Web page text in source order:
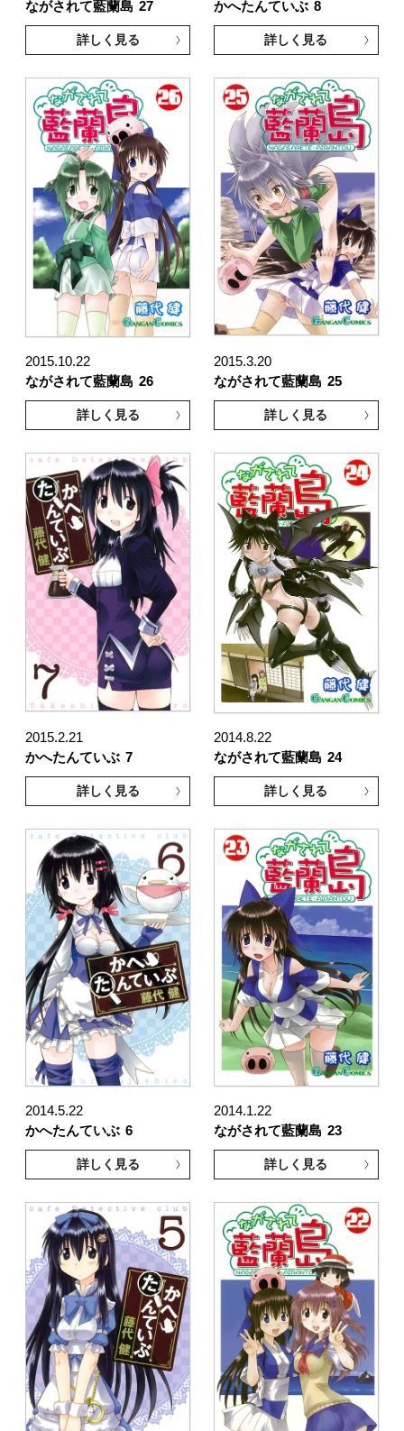
ながされて藍蘭島 27
詳しく見る
かへたんていぶ 8
詳しく見る
2015.10.22
ながされて藍蘭島 26
詳しく見る
2015.3.20
ながされて藍蘭島 25
詳しく見る
2015.2.21
かへたんていぶ 7
詳しく見る
2014.8.22
ながされて藍蘭島 24
詳しく見る
2014.5.22
かへたんていぶ 6
詳しく見る
2014.1.22
ながされて藍蘭島 23
詳しく見る